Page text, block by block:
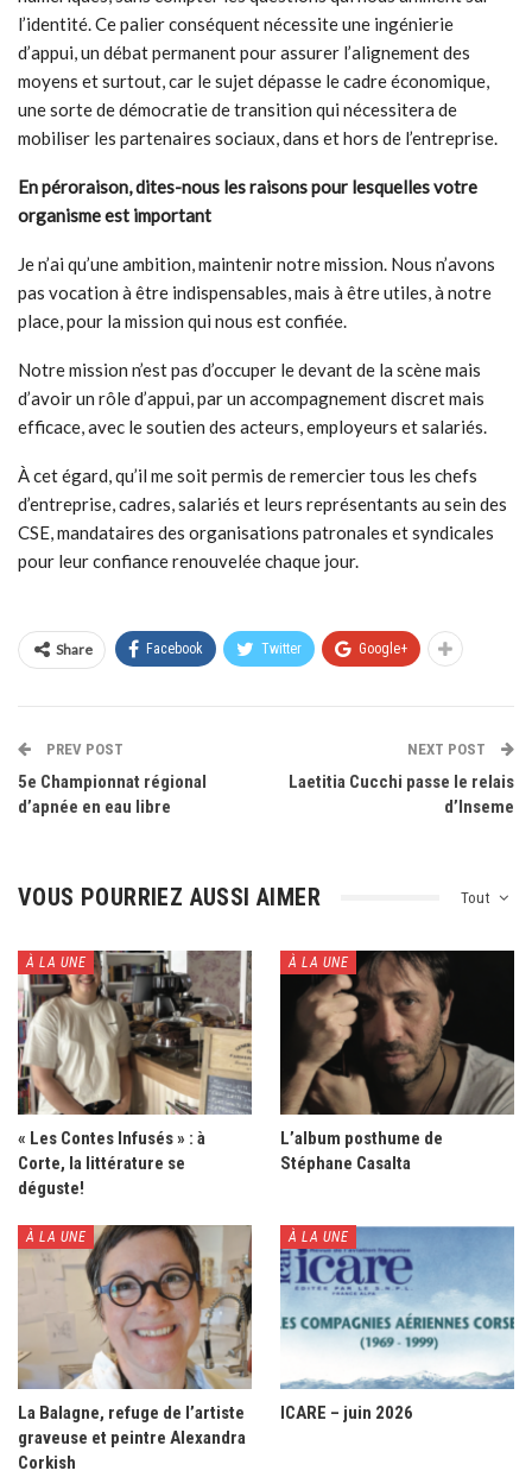
l’identité. Ce palier conséquent nécessite une ingénierie
d’appui, un débat permanent pour assurer l’alignement des
moyens et surtout, car le sujet dépasse le cadre économique,
une sorte de démocratie de transition qui nécessitera de
mobiliser les partenaires sociaux, dans et hors de l’entreprise.
En péroraison, dites-nous les raisons pour lesquelles votre
organisme est important
Je n’ai qu’une ambition, maintenir notre mission. Nous n’avons
pas vocation à être indispensables, mais à être utiles, à notre
place, pour la mission qui nous est confiée.
Notre mission n’est pas d’occuper le devant de la scène mais
d’avoir un rôle d’appui, par un accompagnement discret mais
efficace, avec le soutien des acteurs, employeurs et salariés.
À cet égard, qu’il me soit permis de remercier tous les chefs
d’entreprise, cadres, salariés et leurs représentants au sein des
CSE, mandataires des organisations patronales et syndicales
pour leur confiance renouvelée chaque jour.
Share Facebook Twitter Google+
PREV POST
5e Championnat régional
d’apnée en eau libre
NEXT POST
Laetitia Cucchi passe le relais
d’Inseme
Tout
VOUS POURRIEZ AUSSI AIMER
À LA UNE
« Les Contes Infusés » : à
Corte, la littérature se
déguste!
À LA UNE
L’album posthume de
Stéphane Casalta
À LA UNE
La Balagne, refuge de l’artiste
graveuse et peintre Alexandra
Corkish
À LA UNE
ICARE – juin 2026